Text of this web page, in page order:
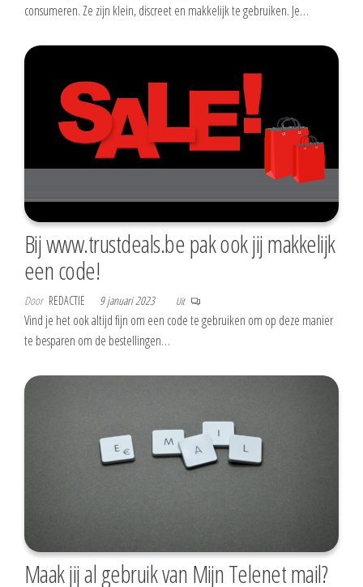
consumeren. Ze zijn klein, discreet en makkelijk te gebruiken. Je…
Bij www.trustdeals.be pak ook jij makkelijk
een code!
Door REDACTIE 9 januari 2023 Uit
Vind je het ook altijd fijn om een code te gebruiken om op deze manier
te besparen om de bestellingen…
Maak jij al gebruik van Mijn Telenet mail?